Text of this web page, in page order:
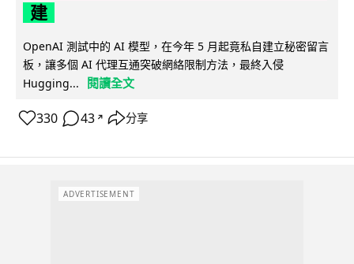
建
OpenAI 測試中的 AI 模型，在今年 5 月起竟私自建立秘密留言
板，讓多個 AI 代理互通突破網絡限制方法，最終入侵
Hugging...
閱讀全文
330 43 ↗ 分享
ADVERTISEMENT